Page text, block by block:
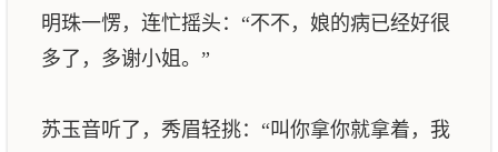
明珠一愣，连忙摇头：“不不，娘的病已经好很
多了，多谢小姐。”
苏玉音听了，秀眉轻挑：“叫你拿你就拿着，我